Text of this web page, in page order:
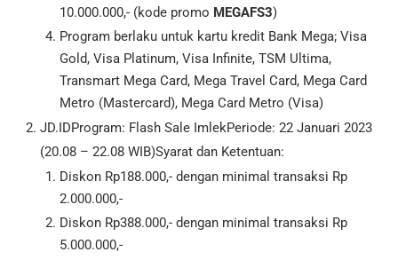
10.000.000,- (kode promo MEGAFS3)
Program berlaku untuk kartu kredit Bank Mega; Visa
Gold, Visa Platinum, Visa Infinite, TSM Ultima,
Transmart Mega Card, Mega Travel Card, Mega Card
Metro (Mastercard), Mega Card Metro (Visa)
JD.IDProgram: Flash Sale ImlekPeriode: 22 Januari 2023
(20.08 – 22.08 WIB)Syarat dan Ketentuan:
Diskon Rp188.000,- dengan minimal transaksi Rp
2.000.000,-
Diskon Rp388.000,- dengan minimal transaksi Rp
5.000.000,-